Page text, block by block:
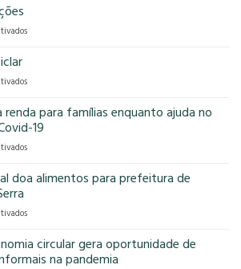
2025!
em
em
Que
Reciclarpara famílias enquanto ajuda no
19
em
gera
famílias
ajuda
no
doa alimentos para prefeitura de
em
doa
alimentos
circular gera oportunidade de
na pandemia